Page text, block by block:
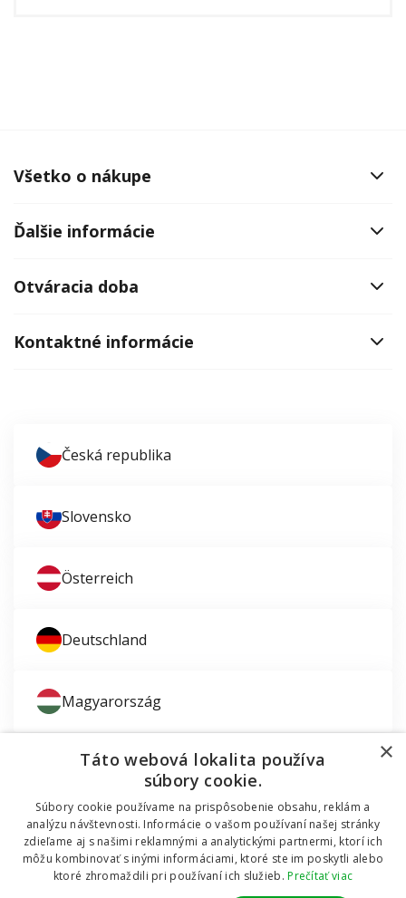
Všetko o nákupe
Ďalšie informácie
Otváracia doba
Kontaktné informácie
Česká republika
Slovensko
Österreich
Deutschland
Magyarország
© 2011 - 2026 TT HOLDING, a.s. Už 12 rokov vám
pomáhame šetriť peniaze za okná a dvere.Všetky
Zaujíma vás montáž okien?
Dodávali sme okná do mobilnej chatky
×
Táto webová lokalita používa
súbory cookie.
Súbory cookie používame na prispôsobenie obsahu, reklám a
analýzu návštevnosti. Informácie o vašom používaní našej stránky
zdieľame aj s našimi reklamnými a analytickými partnermi, ktorí ich
môžu kombinovať s inými informáciami, ktoré ste im poskytli alebo
ktoré zhromaždili pri používaní ich služieb.Prečítať viac